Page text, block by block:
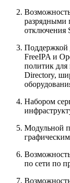
разрядными
отключения
Поддержкой
FreeIPA и
политик для
Directory,
Набором
Модульной
по сети по